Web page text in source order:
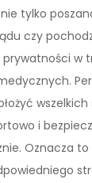
tylko
czy
w
i
Oznacza